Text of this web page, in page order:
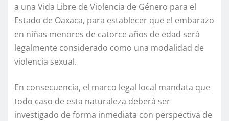
a una Vida Libre de Violencia de Género para el
Estado de Oaxaca, para establecer que el embarazo
en niñas menores de catorce años de edad será
legalmente considerado como una modalidad de
violencia sexual.
En consecuencia, el marco legal local mandata que
todo caso de esta naturaleza deberá ser
investigado de forma inmediata con perspectiva de